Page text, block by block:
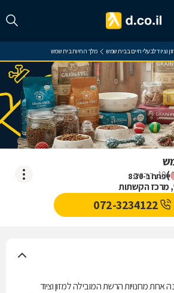
וציוד לבעלי חיים בבית שמש מלך החיות בית שמש
ייפתח ב-8:30
)
10דירוגים
072-3234122
מחנויות הרשת המובילה למזון וציוד